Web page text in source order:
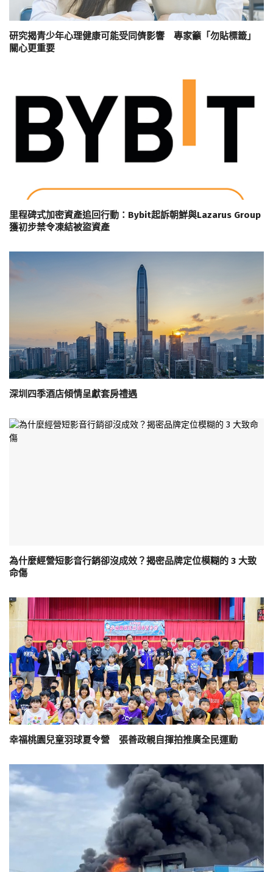
研究揭青少年心理健康可能受同儕影響 專家籲「勿貼標籤」
關心更重要
里程碑式加密資產追回行動：Bybit起訴朝鮮與Lazarus Group
獲初步禁令凍結被盜資產
深圳四季酒店傾情呈獻套房禮遇
為什麼經營短影音行銷卻沒成效？揭密品牌定位模糊的 3 大致
命傷
幸福桃園兒童羽球夏令營 張善政親自揮拍推廣全民運動